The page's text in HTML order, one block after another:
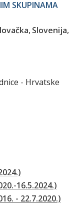
SKUPINAMA
Slovenija
- Hrvatske
16.5.2024.)
- 22.7.2020.)